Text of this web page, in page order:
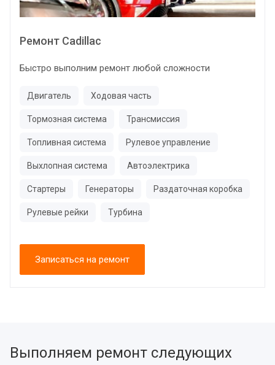
Ремонт Cadillac
Быстро выполним ремонт любой сложности
Двигатель Ходовая часть
Тормозная система Трансмиссия
Топливная система Рулевое управление
Выхлопная система Автоэлектрика
Стартеры Генераторы Раздаточная коробка
Рулевые рейки Турбина
Записаться на ремонт
Выполняем ремонт следующих